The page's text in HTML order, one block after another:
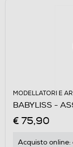
MODELLATORI E
BABYLISS -
€ 75,90
Acquisto online: